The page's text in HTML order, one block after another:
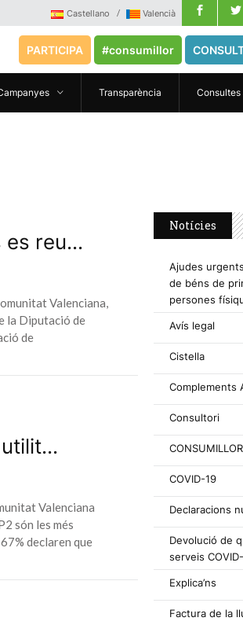
Castellano Valencià
PARTICIPA #consumillor
Transparència Consultes
reu...
Valenciana,
la Diputació de
de
Valenciana
són les més
declaren que
Notícies
Ajudes
de béns de
persones
Avís legal
Cistella
Complements
Consultori
CONSUMILLOR
COVID-19
Declaracions
Devolució de
serveis
Explica’ns
Factura de la